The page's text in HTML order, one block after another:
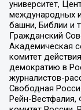
университет,
международных
башни, Библии и
Гражданский
Академическая
комитет
демократию в
журналистов-
Свободная
Рейн-